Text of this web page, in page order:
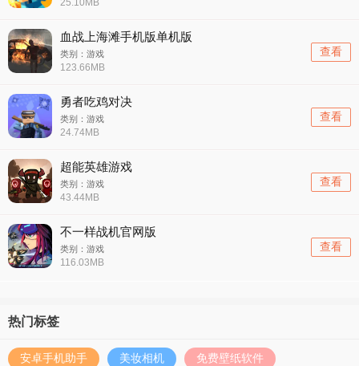
25.10MB
血战上海滩手机版单机版
类别：游戏
123.66MB
查看
勇者吃鸡对决
类别：游戏
24.74MB
查看
超能英雄游戏
类别：游戏
43.44MB
查看
不一样战机官网版
类别：游戏
116.03MB
查看
热门标签
安卓手机助手 美妆相机 免费壁纸软件